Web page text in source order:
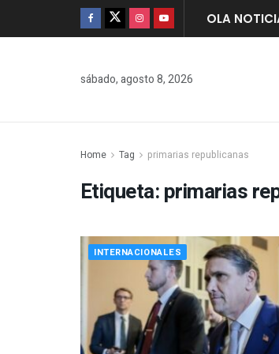
OLA
sábado, agosto 8, 2026
Home Tag primarias republicanas
Etiqueta:primarias
INTERNACIONALES